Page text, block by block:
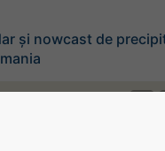
și nowcast de